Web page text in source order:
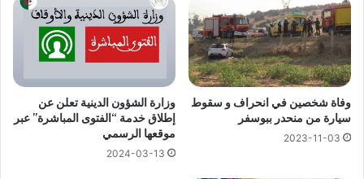
وفاة شخصين في انحراف و سقوط
سيارة من منحدر ببوسفر
2023-11-03
وزارة الشؤون الدينية تعلن عن
إطلاق خدمة “الفتوى المباشرة” عبر
موقعها الرسمي
2024-03-13